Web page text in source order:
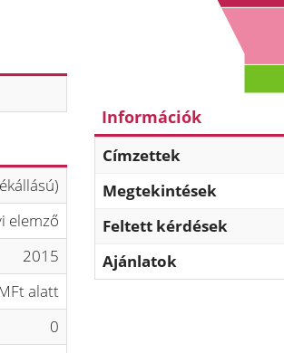
elemző
2015
alatt
0
Információk
Címzettek
Megtekintések
Feltett kérdések
Ajánlatok